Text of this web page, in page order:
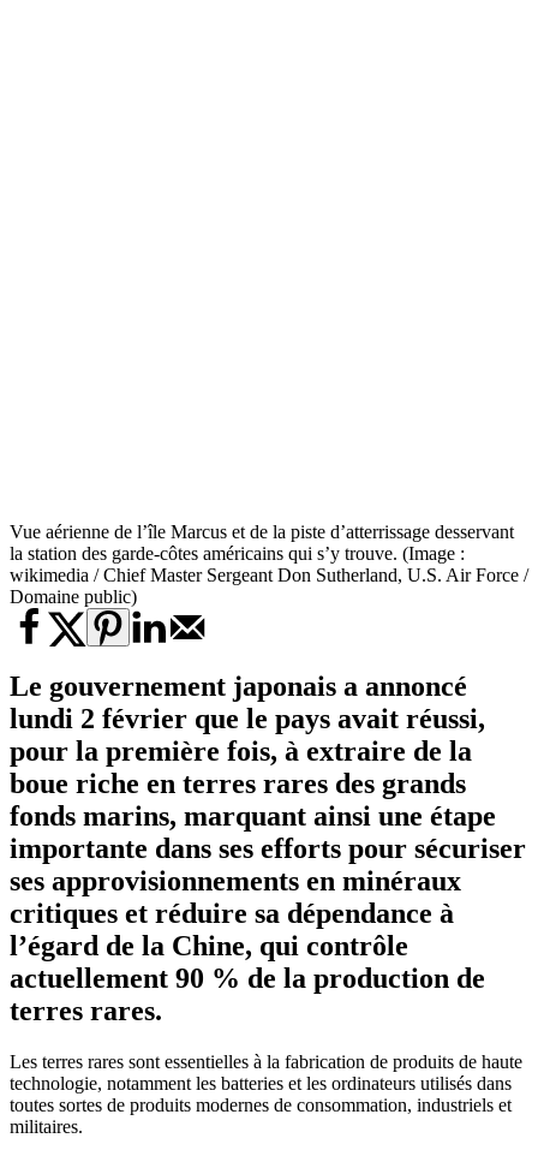
Vue aérienne de l’île Marcus et de la piste d’atterrissage desservant
la station des garde-côtes américains qui s’y trouve. (Image :
wikimedia / Chief Master Sergeant Don Sutherland, U.S. Air Force /
Domaine public)
Le gouvernement japonais a annoncé
lundi 2 février que le pays avait réussi,
pour la première fois, à extraire de la
boue riche en terres rares des grands
fonds marins, marquant ainsi une étape
importante dans ses efforts pour sécuriser
ses approvisionnements en minéraux
critiques et réduire sa dépendance à
l’égard de la Chine, qui contrôle
actuellement 90 % de la production de
terres rares.
Les terres rares sont essentielles à la fabrication de produits de haute
technologie, notamment les batteries et les ordinateurs utilisés dans
toutes sortes de produits modernes de consommation, industriels et
militaires.